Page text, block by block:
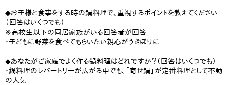
◆お子様と食事をする時の鍋料理で、重視するポイントを教えてください
（回答はいくつでも）
※高校生以下の同居家族がいる回答者が回答
・子どもに野菜を食べてもらいたい親心がうきぼりに
◆あなたがご家庭でよく作る鍋料理はどれですか？（回答はいくつでも）
・鍋料理のレパートリーが広がる中でも、「寄せ鍋」が定番料理として不動
の人気